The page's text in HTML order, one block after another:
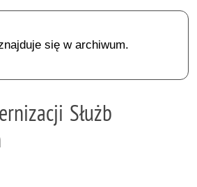
się w archiwum.
Służb